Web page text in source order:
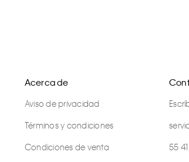
Acerca de
Aviso de privacidad
Términos y condiciones
Condiciones de venta 55